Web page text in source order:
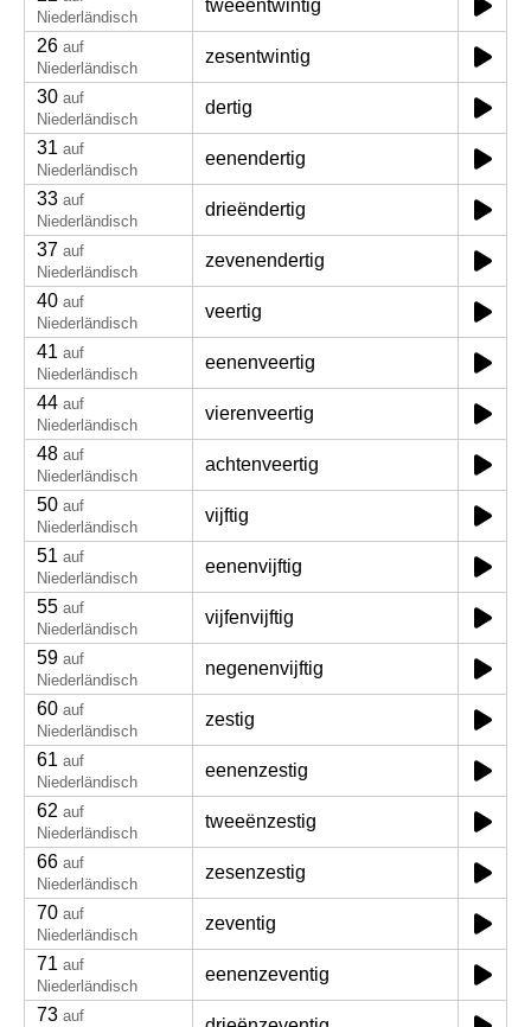
Niederländisch
tweeëntwintig
26 auf
Niederländisch
zesentwintig
30 auf
Niederländisch
dertig
31 auf
Niederländisch
eenendertig
33 auf
Niederländisch
drieëndertig
37 auf
Niederländisch
zevenendertig
40 auf
Niederländisch
veertig
41 auf
Niederländisch
eenenveertig
44 auf
Niederländisch
vierenveertig
48 auf
Niederländisch
achtenveertig
50 auf
Niederländisch
vijftig
51 auf
Niederländisch
eenenvijftig
55 auf
Niederländisch
vijfenvijftig
59 auf
Niederländisch
negenenvijftig
60 auf
Niederländisch
zestig
61 auf
Niederländisch
eenenzestig
62 auf
Niederländisch
tweeënzestig
66 auf
Niederländisch
zesenzestig
70 auf
Niederländisch
zeventig
71 auf
Niederländisch
eenenzeventig
73 auf